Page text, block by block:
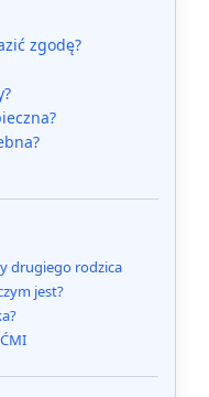
zgodę?
drugiego rodzica
jest?